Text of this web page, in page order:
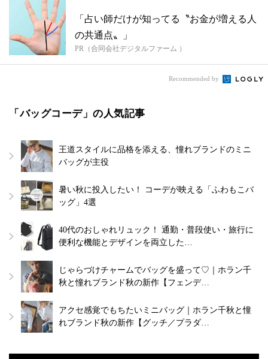
「占い師だけが知ってる〝お金が増える人
の共通点〟」
PR（合同会社デジタルファーム ）
Recommended by
「バッグコーデ」の人気記事
王道スタイルに品格を添える、憧れブランドのミニ
バッグが主役
暑い秋に投入したい！ コーデが映える「ふわもこバ
ッグ」4選
40代のおしゃれリュック！ 通勤・普段使い・旅行に
便利な機能とデザインを両立した…
じゃらづけチャームでバッグを盛って♡｜ホラン千
秋と憧れブランド秋の新作【フェンデ…
アクセ感覚でもちたいミニバッグ｜ホラン千秋と憧
れブランド秋の新作【グッチ／プラダ…